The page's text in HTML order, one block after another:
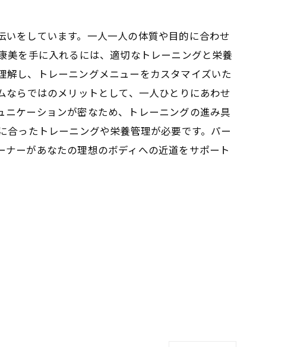
をしています。一人一人の体質や目的に合わせ
美を手に入れるには、適切なトレーニングと栄養
し、トレーニングメニューをカスタマイズいた
ならではのメリットとして、一人ひとりにあわせ
ケーションが密なため、トレーニングの進み具
ったトレーニングや栄養管理が必要です。パー
ーがあなたの理想のボディへの近道をサポート